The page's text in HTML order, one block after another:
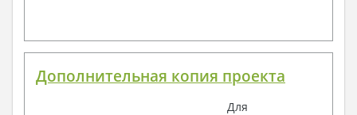
Дополнительная копия проекта
Для